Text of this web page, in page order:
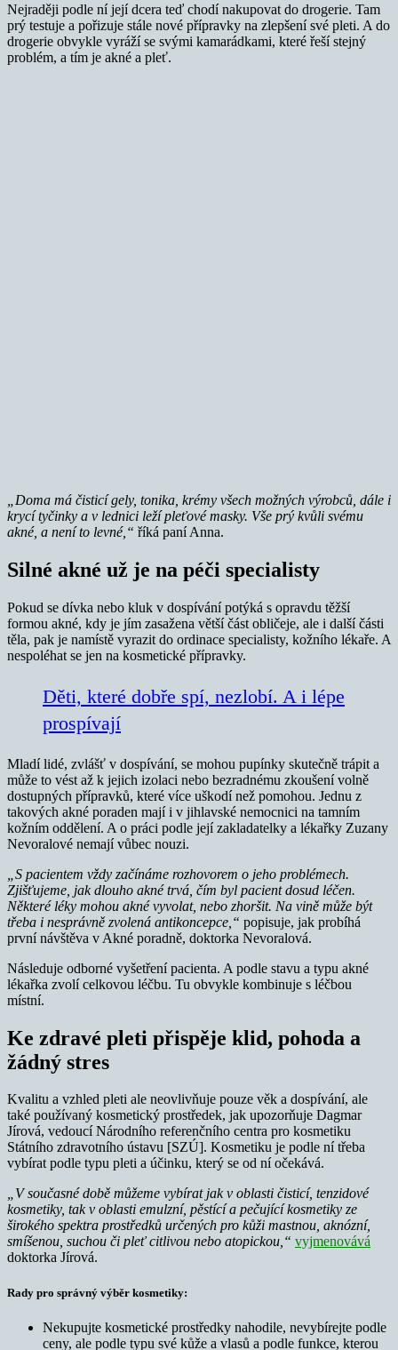
Nejraději podle ní její dcera teď chodí nakupovat do drogerie. Tam
prý testuje a pořizuje stále nové přípravky na zlepšení své pleti. A do
drogerie obvykle vyráží se svými kamarádkami, které řeší stejný
problém, a tím je akné a pleť.
„Doma má čisticí gely, tonika, krémy všech možných výrobců, dále i
krycí tyčinky a v lednici leží pleťové masky. Vše prý kvůli svému
akné, a není to levné,“ říká paní Anna.
Silné akné už je na péči specialisty
Pokud se dívka nebo kluk v dospívání potýká s opravdu těžší
formou akné, kdy je jím zasažena větší část obličeje, ale i další části
těla, pak je namístě vyrazit do ordinace specialisty, kožního lékaře. A
nespoléhat se jen na kosmetické přípravky.
Děti, které dobře spí, nezlobí. A i lépe
prospívají
Mladí lidé, zvlášť v dospívání, se mohou pupínky skutečně trápit a
může to vést až k jejich izolaci nebo bezradnému zkoušení volně
dostupných přípravků, které více uškodí než pomohou. Jednu z
takových akné poraden mají i v jihlavské nemocnici na tamním
kožním oddělení. A o práci podle její zakladatelky a lékařky Zuzany
Nevoralové nemají vůbec nouzi.
„S pacientem vždy začínáme rozhovorem o jeho problémech.
Zjišťujeme, jak dlouho akné trvá, čím byl pacient dosud léčen.
Některé léky mohou akné vyvolat, nebo zhoršit. Na vině může být
třeba i nesprávně zvolená antikoncepce,“ popisuje, jak probíhá
první návštěva v Akné poradně, doktorka Nevoralová.
Následuje odborné vyšetření pacienta. A podle stavu a typu akné
lékařka zvolí celkovou léčbu. Tu obvykle kombinuje s léčbou
místní.
Ke zdravé pleti přispěje klid, pohoda a
žádný stres
Kvalitu a vzhled pleti ale neovlivňuje pouze věk a dospívání, ale
také používaný kosmetický prostředek, jak upozorňuje Dagmar
Jírová, vedoucí Národního referenčního centra pro kosmetiku
Státního zdravotního ústavu [SZÚ]. Kosmetiku je podle ní třeba
vybírat podle typu pleti a účinku, který se od ní očekává.
„V současné době můžeme vybírat jak v oblasti čisticí, tenzidové
kosmetiky, tak v oblasti emulzní, pěstící a pečující kosmetiky ze
širokého spektra prostředků určených pro kůži mastnou, aknózní,
smíšenou, suchou či pleť citlivou nebo atopickou,“ vyjmenovává
doktorka Jírová.
Rady pro správný výběr kosmetiky:
Nekupujte kosmetické prostředky nahodile, nevybírejte podle
ceny, ale podle typu své kůže a vlasů a podle funkce, kterou